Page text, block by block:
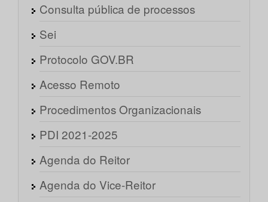
Consulta pública de processos
Sei
Protocolo GOV.BR
Acesso Remoto
Procedimentos Organizacionais
PDI 2021-2025
Agenda do Reitor
Agenda do Vice-Reitor